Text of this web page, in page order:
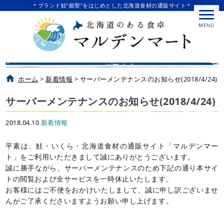
＊ブランド鮭“銀聖”をはじめとした北海道食材の通販サイト＊
MENU
ホーム >新着情報 > サーバーメンテナンスのお知らせ(2018/4/24)
サーバーメンテナンスのお知らせ(2018/4/24)
2018.04.10 新着情報
平素は、鮭・いくら・北海道食材の通販サイト「マルデンマー
ト」をご利用いただきまして誠にありがとうございます。
誠に勝手ながら、サーバーメンテナンスのため下記の通り本サイ
トの閲覧および全サービスを一時休止いたします。
お客様にはご不便をおかけいたしまして、誠に申し訳ございませ
んがご了承くださいますようお願い申し上げます。